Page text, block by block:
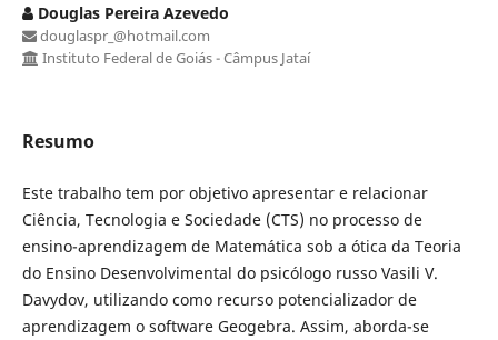
Douglas Pereira Azevedo
douglaspr_@hotmail.com
Instituto Federal de Goiás - Câmpus Jataí
Resumo
Este trabalho tem por objetivo apresentar e relacionar
Ciência, Tecnologia e Sociedade (CTS) no processo de
ensino-aprendizagem de Matemática sob a ótica da Teoria
do Ensino Desenvolvimental do psicólogo russo Vasili V.
Davydov, utilizando como recurso potencializador de
aprendizagem o software Geogebra. Assim, aborda-se